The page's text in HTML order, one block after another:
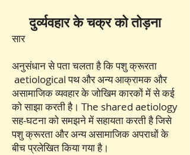
दुर्व्यवहार के चक्र को तोड़ना
सार
अनुसंधान से पता चलता है कि पशु क्रूरता
aetiological पथ और अन्य आक्रामक और
असामाजिक व्यवहार के जोखिम कारकों में से कई
को साझा करती है। The shared aetiology
सह-घटना को समझने में सहायता करती है जिसे
पशु क्रूरता और अन्य असामाजिक अपराधों के
बीच प्रलेखित किया गया है।